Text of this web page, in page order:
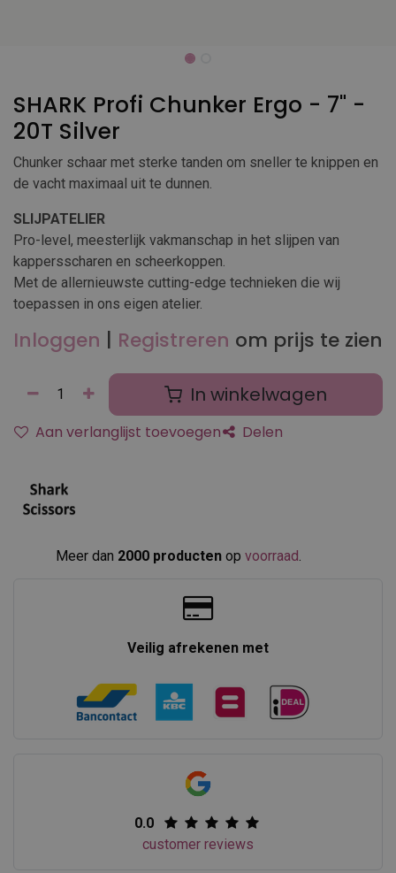
SHARK Profi Chunker Ergo - 7" -
20T Silver
Chunker schaar met sterke tanden om sneller te knippen en
de vacht maximaal uit te dunnen.
SLIJPATELIER
Pro-level, meesterlijk vakmanschap in het slijpen van
kappersscharen en scheerkoppen.
Met de allernieuwste cutting-edge technieken die wij
toepassen in ons eigen atelier.
Inloggen | Registreren om prijs te zien
In winkelwagen
Aan verlanglijst toevoegen Delen
Meer dan 2000 producten op voorraad.​
Veilig afrekenen met
0.0
customer reviews